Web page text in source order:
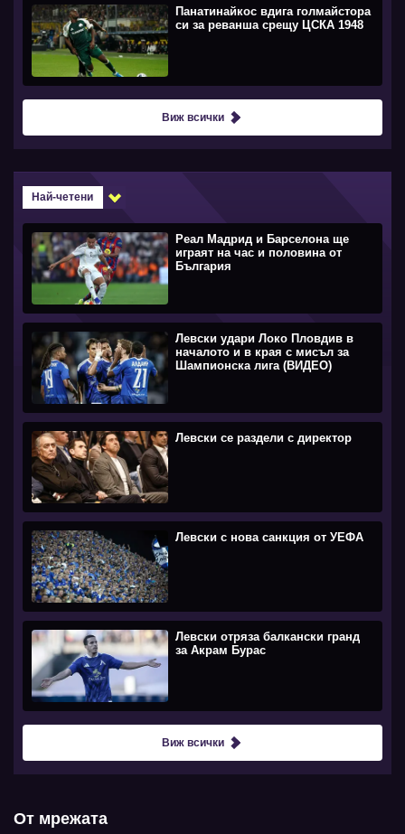
Панатинайкос вдига голмайстора
си за реванша срещу ЦСКА 1948
Виж всички
Най-четени
Реал Мадрид и Барселона ще
играят на час и половина от
България
Левски удари Локо Пловдив в
началото и в края с мисъл за
Шампионска лига (ВИДЕО)
Левски се раздели с директор
Левски с нова санкция от УЕФА
Левски отряза балкански гранд
за Акрам Бурас
Виж всички
От мрежата